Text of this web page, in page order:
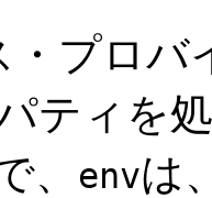
・プロバ
ティを
、
envは